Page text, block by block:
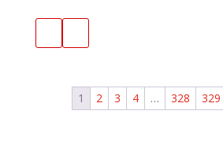
1 2 3 4 … 328 329